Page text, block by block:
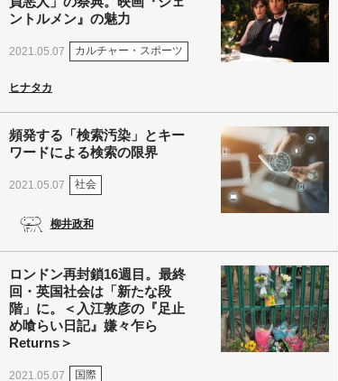
ントルメン』の魅力
2021.05.07 カルチャー・スポーツ
ヒナタカ
頻発する「検索汚染」とキー
ワードによる検索の限界
2021.05.07 社会
柳井政和
ロンドン再封鎖16週目。最終
回・英国社会は「新たな段
階」に。＜入江敦彦の『足止
め喰らい日記』嫌々乍ら
Returns＞
2021.05.07 国際